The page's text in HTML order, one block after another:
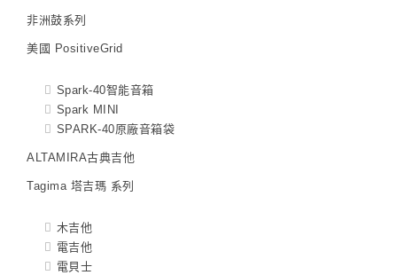
非洲鼓系列
美國 PositiveGrid
Spark-40智能音箱
Spark MINI
SPARK-40原廠音箱袋
ALTAMIRA古典吉他
Tagima 塔吉瑪 系列
木吉他
電吉他
電貝士